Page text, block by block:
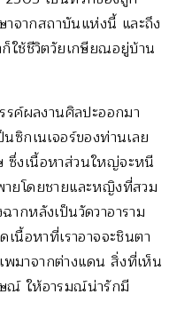
จากสถาบันแห่งนี้ และถึง
ใช้ชีวิตวัยเกษียณอยู่บ้าน
รค์ผลงานศิลปะออกมา
ซิกเนเจอร์ของท่านเลย
ซึ่งเนื้อหาส่วนใหญ่จะหนี
ยโดยชายและหญิงที่สวม
ากหลังเป็นวัดวาอาราม
เนื้อหาที่เราอาจจะชินตา
มาจากต่างแดน สิ่งที่เห็น
ณ์ ให้อารมณ์น่ารักมี